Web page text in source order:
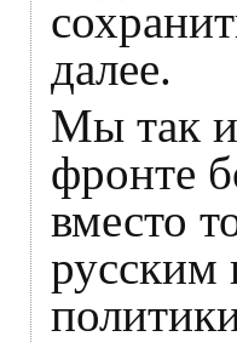
далее.
Мы так
фронте
вместо
русским